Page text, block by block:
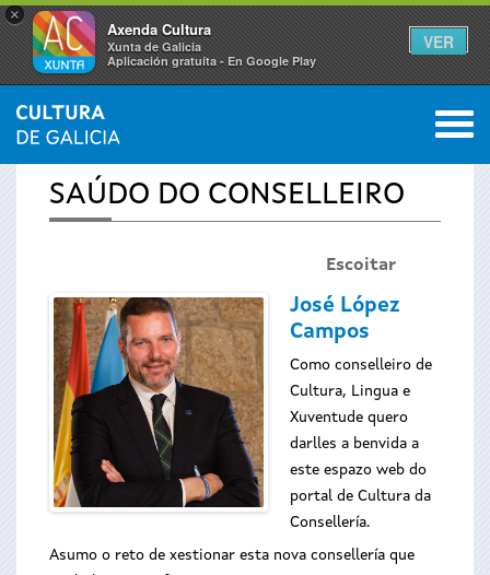
×
Axenda Cultura
Xunta de Galicia
Aplicación gratuíta - En Google Play
VER
Vostede
está
INICIO 0
SAÚDO DO CONSELLEIRO
Escoitar
José López
Campos
Como conselleiro de
Cultura, Lingua e
Xuventude quero
darlles a benvida a
este espazo web do
portal de Cultura da
Consellería.
Asumo o reto de xestionar esta nova consellería que